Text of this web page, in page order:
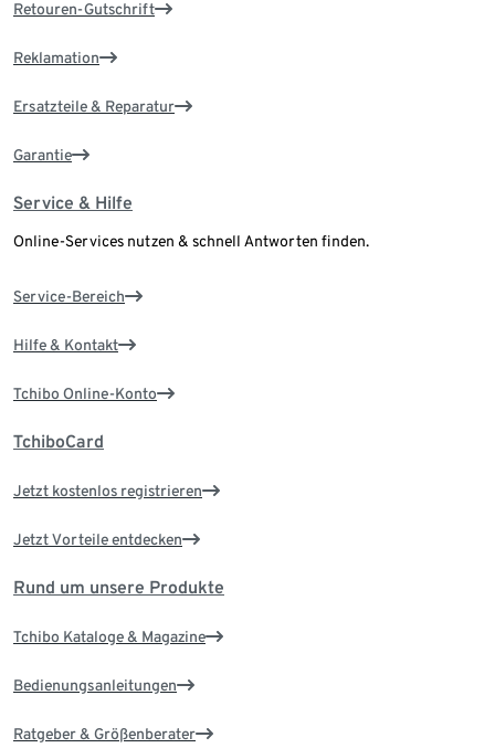
Retouren-Gutschrift
Reklamation
Ersatzteile & Reparatur
Garantie
Service & Hilfe
Online-Services nutzen & schnell Antworten finden.
Service-Bereich
Hilfe & Kontakt
Tchibo Online-Konto
TchiboCard
Jetzt kostenlos registrieren
Jetzt Vorteile entdecken
Rund um unsere Produkte
Tchibo Kataloge & Magazine
Bedienungsanleitungen
Ratgeber & Größenberater